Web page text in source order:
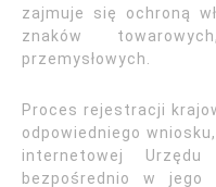
zajmuje się ochroną
znaków
przemysłowych.
Proces rejestracji
odpowiedniego
internetowej
bezpośrednio w jego